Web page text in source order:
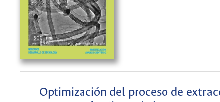
Optimización del proceso de